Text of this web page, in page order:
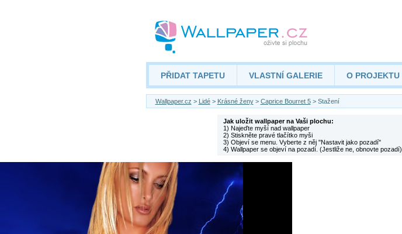
PŘIDAT TAPETU VLASTNÍ GALERIE O PROJEKTU
Wallpaper.cz > Lidé> Krásné ženy> Caprice Bourret 5> Stažení
Jak uložit wallpaper na Vaši plochu:
1) Najeďte myší nad wallpaper
2) Stiskněte pravé tlačítko myši
3) Objeví se menu. Vyberte z něj "Nastavit jako pozadí"
4) Wallpaper se objeví na pozadí. (Jestliže ne, obnovte pozadí)